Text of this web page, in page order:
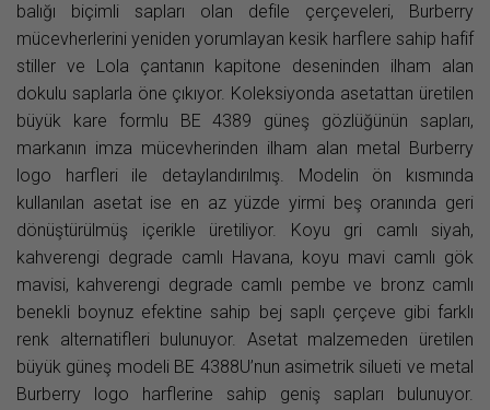
balığı biçimli sapları olan defile çerçeveleri, Burberry
mücevherlerini yeniden yorumlayan kesik harflere sahip hafif
stiller ve Lola çantanın kapitone deseninden ilham alan
dokulu saplarla öne çıkıyor. Koleksiyonda asetattan üretilen
büyük kare formlu BE 4389 güneş gözlüğünün sapları,
markanın imza mücevherinden ilham alan metal Burberry
logo harfleri ile detaylandırılmış. Modelin ön kısmında
kullanılan asetat ise en az yüzde yirmi beş oranında geri
dönüştürülmüş içerikle üretiliyor. Koyu gri camlı siyah,
kahverengi degrade camlı Havana, koyu mavi camlı gök
mavisi, kahverengi degrade camlı pembe ve bronz camlı
benekli boynuz efektine sahip bej saplı çerçeve gibi farklı
renk alternatifleri bulunuyor. Asetat malzemeden üretilen
büyük güneş modeli BE 4388U’nun asimetrik silueti ve metal
Burberry logo harflerine sahip geniş sapları bulunuyor.